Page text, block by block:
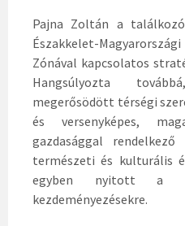
Pajna Zoltán a
Északkelet-
Zónával kapcsolatos
Hangsúlyozta
megerősödött térségi
és versenyképes,
gazdasággal
természeti és kulturális
egyben nyitott a
kezdeményezésekre.